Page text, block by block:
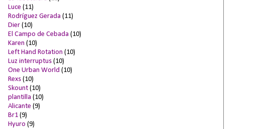
Luce (11)
Rodríguez Gerada (11)
Dier (10)
El Campo de Cebada (10)
Karen (10)
Left Hand Rotation (10)
Luz interruptus (10)
One Urban World (10)
Rexs (10)
Skount (10)
plantilla (10)
Alicante (9)
Br1 (9)
Hyuro (9)